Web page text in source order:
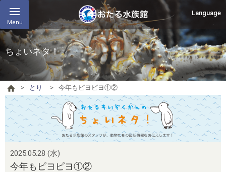
Menu
Language
ちょいネタ！
とり 今年もピヨピヨ①②
2025.05.28 (水)
今年もピヨピヨ①②